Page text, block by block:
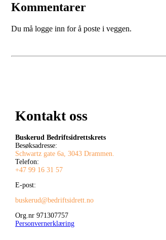
Kommentarer
Du må logge inn for å poste i veggen.
Kontakt oss
Buskerud Bedriftsidrettskrets
Besøksadresse:
Schwartz gate 6a, 3043 Drammen.
Telefon:
+47 99 16 31 57
E-post:
buskerud@bedriftsidrett.no
Org.nr 971307757
Personvernerklæring